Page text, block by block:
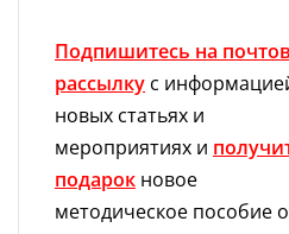
Подпишитесь на
рассылку с
новых статьях и
мероприятиях и
подарок новое
методическое пособие